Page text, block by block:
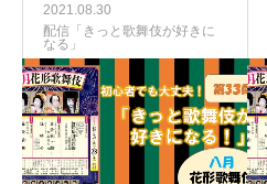
2021.08.30
配信「きっと歌舞伎が好きに
なる」